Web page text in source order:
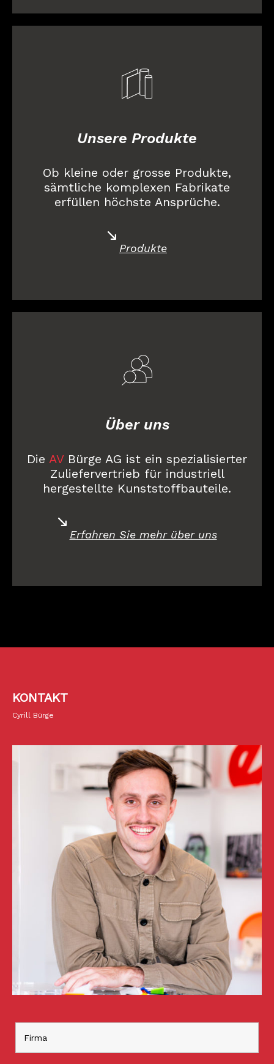
Unsere Produkte
Ob kleine oder grosse Produkte,
sämtliche komplexen Fabrikate
erfüllen höchste Ansprüche.
Produkte
Über uns
Die AVBürge AG ist ein spezialisierter
Zuliefervertrieb für industriell
hergestellte Kunststoffbauteile.
Erfahren Sie mehr über uns
KONTAKT
Cyrill Bürge
Firma